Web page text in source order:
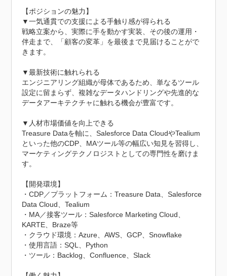
【ポジションの魅力】
▼一気通貫での支援による手触り感が得られる
戦略立案から、実際に手を動かす実装、その後の運用・
伴走まで、「顧客の変革」を最後まで見届けることがで
きます。
▼最新技術に触れられる
エンジニアリング組織が母体であるため、単なるツール
設定に留まらず、複雑なデータハンドリングや先進的な
データアーキテクチャに触れる機会が豊富です。
▼人材市場価値を向上できる
Treasure Dataを軸に、Salesforce Data CloudやTealium
といった他のCDP、MAツール等の幅広い知見を習得し、
マーケティングテクノロジストとしての専門性を磨けま
す。
【開発環境】
・CDP／プラットフォーム：Treasure Data、Salesforce
Data Cloud、Tealium
・MA／接客ツール：Salesforce Marketing Cloud、
KARTE、Braze等
・クラウド環境：Azure、AWS、GCP、Snowflake
・使用言語：SQL、Python
・ツール：Backlog、Confluence、Slack